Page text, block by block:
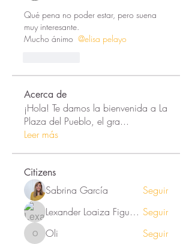
Qué pena no poder estar, pero suena
muy interesante.
Mucho ánimo @elisa pelayo
Acerca de
¡Hola! Te damos la bienvenida a La
Plaza del Pueblo, el gra...
Leer más
Citizens
Sabrina García
Seguir
Lexander Loaiza Figueroa Seguir
Oli Oli Seguir